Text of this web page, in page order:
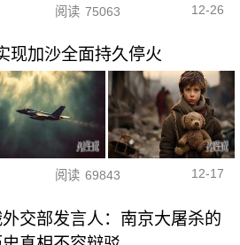
阅读 75063 12-26
现加沙全面持久停火
阅读 69843 12-17
交部发言人：南京大屠杀的